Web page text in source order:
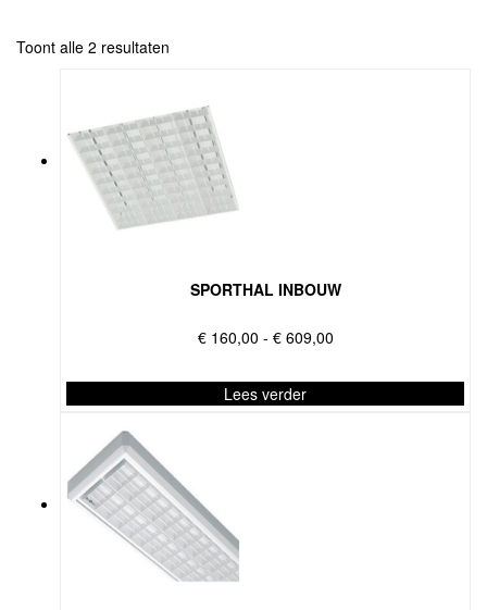
Toont alle 2 resultaten
SPORTHAL INBOUW
€160,00 - €609,00Prijsklasse:
tot
€ 609,00
Lees verder
product
heeft
meerdere
variaties.